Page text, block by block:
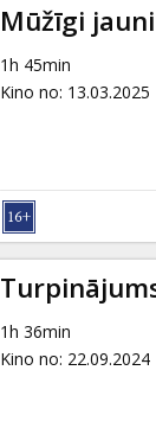
Mūžīgi jauni
1h 45min
Kino no: 13.03.2025
1h 36min
Kino no: 22.09.2024